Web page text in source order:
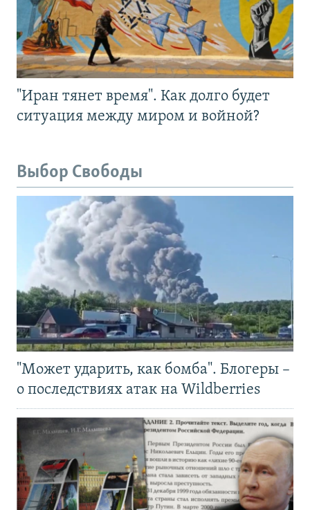
"Иран тянет время". Как долго будет
ситуация между миром и войной?
Выбор Свободы
"Может ударить, как бомба". Блогеры –
о последствиях атак на Wildberries